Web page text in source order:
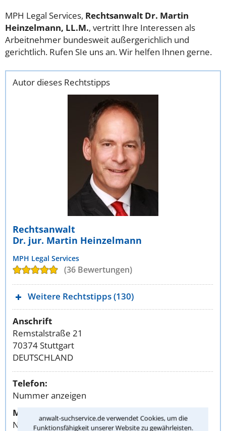
anwalt-suchservice.de verwendet Cookies, um die
Funktionsfähigkeit unserer Website zu gewährleisten.
MPH Legal Services, Rechtsanwalt Dr. Martin
Heinzelmann, LL.M., vertritt Ihre Interessen als
Arbeitnehmer bundesweit außergerichlich und
gerichtlich. Rufen SIe uns an. Wir helfen Ihnen gerne.
Autor dieses Rechtstipps
Rechtsanwalt
Dr. jur. Martin Heinzelmann
MPH Legal Services
(36 Bewertungen)
Weitere Rechtstipps (130)
Anschrift
Remstalstraße 21
70374 Stuttgart
DEUTSCHLAND
Telefon:
Nummer anzeigen
Mobil:
Nummer anzeigen